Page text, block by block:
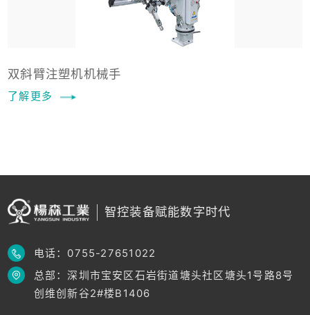
双斜臂注塑机机械手
了解更多
智控装备赋能数字时代
电话：0755-27651022
总部：深圳市宝安区石岩街道塘头社区塘头1号路8号
创维创新谷2#楼B1406